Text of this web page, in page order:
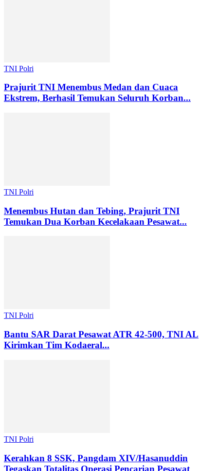
TNI Polri
Prajurit TNI Menembus Medan dan Cuaca
Ekstrem, Berhasil Temukan Seluruh Korban...
TNI Polri
Menembus Hutan dan Tebing, Prajurit TNI
Temukan Dua Korban Kecelakaan Pesawat...
TNI Polri
Bantu SAR Darat Pesawat ATR 42-500, TNI AL
Kirimkan Tim Kodaeral...
TNI Polri
Kerahkan 8 SSK, Pangdam XIV/Hasanuddin
Tegaskan Totalitas Operasi Pencarian Pesawat